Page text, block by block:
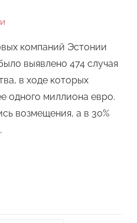
компаний Эстонии
выявлено 474 случая
в ходе которых
одного миллиона евро.
возмещения, а в 30%